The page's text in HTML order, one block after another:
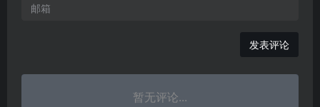
发表评论
暂无评论...